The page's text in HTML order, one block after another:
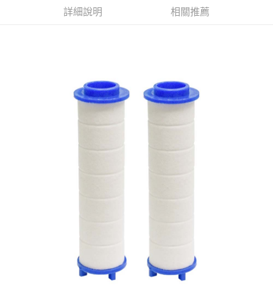
每筆NT$60，滿NT$599(含以上)免運費
每筆NT$120，滿NT$1,999(含以上)免運費
詳細說明 相關推薦